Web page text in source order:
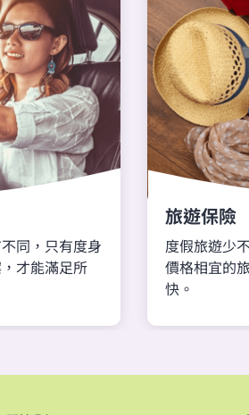
同，只有度身
才能滿足所
旅遊保險
度假旅遊少
價格相宜的
快。